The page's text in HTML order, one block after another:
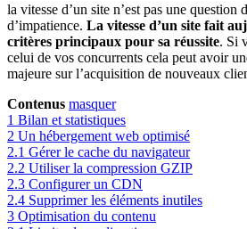
la vitesse d’un site n’est pas une question
d’impatience. La vitesse d’un site fait
critères principaux pour sa réussite. Si
celui de vos concurrents cela peut avoir
majeure sur l’acquisition de nouveaux
Contenus masquer
1 Bilan et statistiques
2 Un hébergement web optimisé
2.1 Gérer le cache du navigateur
2.2 Utiliser la compression GZIP
2.3 Configurer un CDN
2.4 Supprimer les éléments inutiles
3 Optimisation du contenu